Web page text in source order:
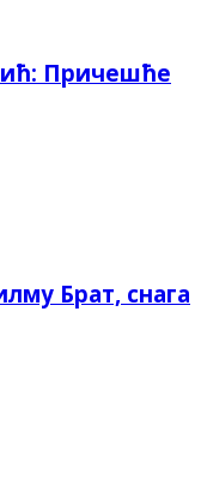
Причешће
Брат, снага